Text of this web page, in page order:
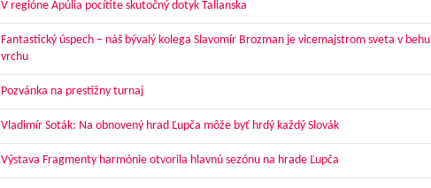
V regióne Apúlia pocítite skutočný dotyk Talianska
Fantastický úspech – náš bývalý kolega Slavomír Brozman je vicemajstrom sveta v
vrchu
Pozvánka na prestížny turnaj
Vladimír Soták: Na obnovený hrad Ľupča môže byť hrdý každý Slovák
Výstava Fragmenty harmónie otvorila hlavnú sezónu na hrade Ľupča